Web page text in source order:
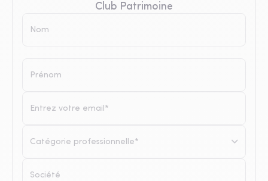
Club Patrimoine
Catégorie professionnelle*